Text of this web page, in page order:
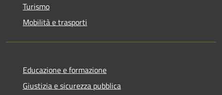
Turismo
Mobilità e trasporti
Educazione e formazione
Giustizia e sicurezza pubblica